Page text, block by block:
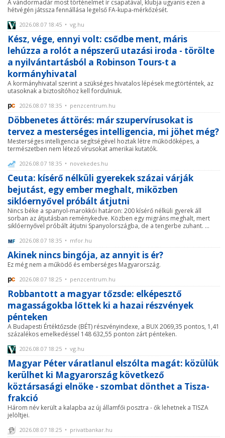
A vándormadár most történelmet ír csapatával, klubja ugyanis ezen a
hétvégén játssza fennállása legelső FA-kupa-mérkőzését.
2026.08.07 18:45 • vg.hu
Kész, vége, ennyi volt: csődbe ment, máris
lehúzza a rolót a népszerű utazási iroda - törölte
a nyilvántartásból a Robinson Tours-t a
kormányhivatal
A kormányhivatal szerint a szükséges hivatalos lépések megtörténtek, az
utasoknak a biztosítóhoz kell fordulniuk.
2026.08.07 18:35 • penzcentrum.hu
Döbbenetes áttörés: már szupervírusokat is
tervez a mesterséges intelligencia, mi jöhet még?
Mesterséges intelligencia segítségével hoztak létre működőképes, a
természetben nem létező vírusokat amerikai kutatók.
2026.08.07 18:35 • novekedes.hu
Ceuta: kísérő nélküli gyerekek százai várják
bejutást, egy ember meghalt, miközben
siklóernyővel próbált átjutni
Nincs béke a spanyol-marokkói határon: 200 kísérő nélküli gyerek áll
sorban az átjutásban reménykedve. Közben egy migráns meghalt, mert
siklóernyővel próbált átjutni Spanyolországba, de a tengerbe zuhant. ...
2026.08.07 18:35 • mfor.hu
Akinek nincs bingója, az annyit is ér?
Ez még nem a működő és emberséges Magyarország.
2026.08.07 18:25 • penzcentrum.hu
Robbantott a magyar tőzsde: elképesztő
magasságokba lőttek ki a hazai részvények
pénteken
A Budapesti Értéktőzsde (BÉT) részvényindexe, a BUX 2069,35 pontos, 1,41
százalékos emelkedéssel 148 632,55 ponton zárt pénteken.
2026.08.07 18:25 • vg.hu
Magyar Péter váratlanul elszólta magát: közülük
kerülhet ki Magyarország következő
köztársasági elnöke - szombat dönthet a Tisza-
frakció
Három név került a kalapba az új államfői posztra - ők lehetnek a TISZA
jelöltjei.
2026.08.07 18:25 • privatbankar.hu